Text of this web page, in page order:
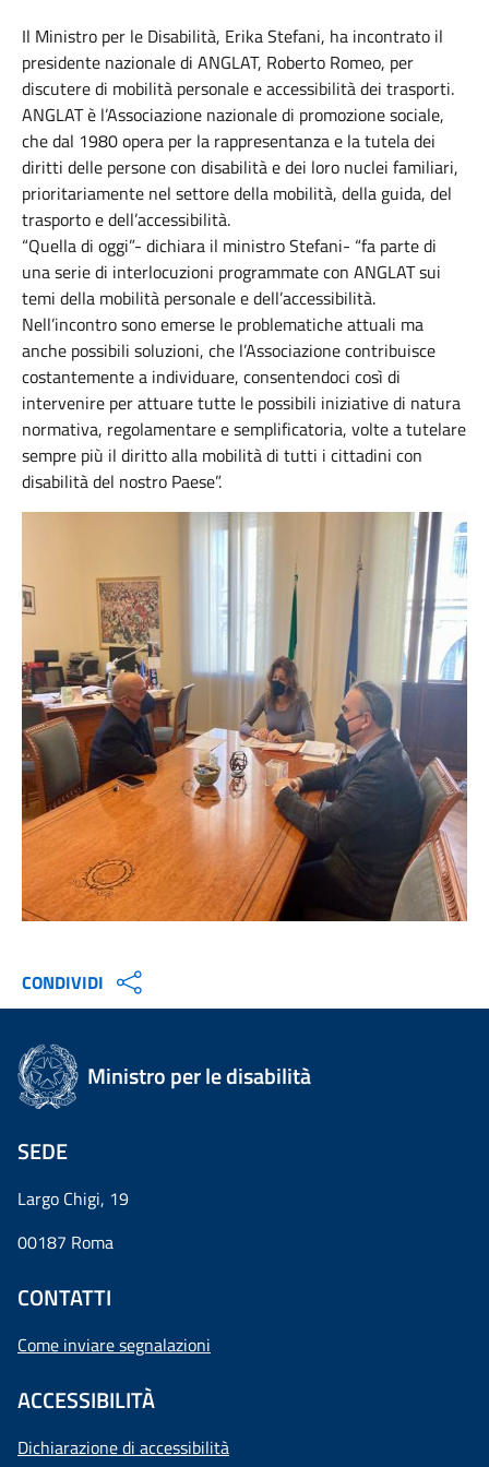
Il Ministro per le Disabilità, Erika Stefani, ha incontrato il
presidente nazionale di ANGLAT, Roberto Romeo, per
discutere di mobilità personale e accessibilità dei trasporti.
ANGLAT è l’Associazione nazionale di promozione sociale,
che dal 1980 opera per la rappresentanza e la tutela dei
diritti delle persone con disabilità e dei loro nuclei familiari,
prioritariamente nel settore della mobilità, della guida, del
trasporto e dell’accessibilità.
“Quella di oggi”- dichiara il ministro Stefani- “fa parte di
una serie di interlocuzioni programmate con ANGLAT sui
temi della mobilità personale e dell’accessibilità.
Nell’incontro sono emerse le problematiche attuali ma
anche possibili soluzioni, che l’Associazione contribuisce
costantemente a individuare, consentendoci così di
intervenire per attuare tutte le possibili iniziative di natura
normativa, regolamentare e semplificatoria, volte a tutelare
sempre più il diritto alla mobilità di tutti i cittadini con
disabilità del nostro Paese”.
CONDIVIDI
Ministro per le disabilità
SEDE
Largo Chigi, 19
00187 Roma
CONTATTI
Come inviare segnalazioni
ACCESSIBILITÀ
Dichiarazione di accessibilità